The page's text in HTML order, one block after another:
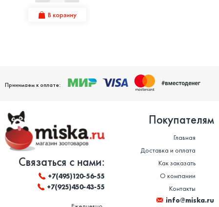
В корзину
Принимаем к оплате:
Связаться с нами:
+7(495)120-56-55
+7(925)450-43-55
Покупателям
Главная
Доставка и оплата
Как заказать
О компании
Контакты
info@miska.ru